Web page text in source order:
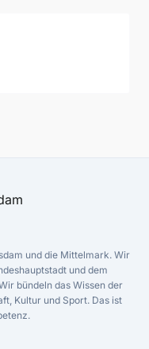
und die Mittelmark. Wir
und dem
bündeln das Wissen der
Kultur und Sport. Das ist